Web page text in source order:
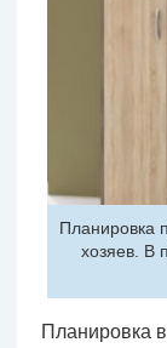
Планировка
хозяев. В
Планировка